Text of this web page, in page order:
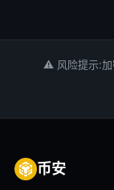
⚠ 风险提示:加
币安